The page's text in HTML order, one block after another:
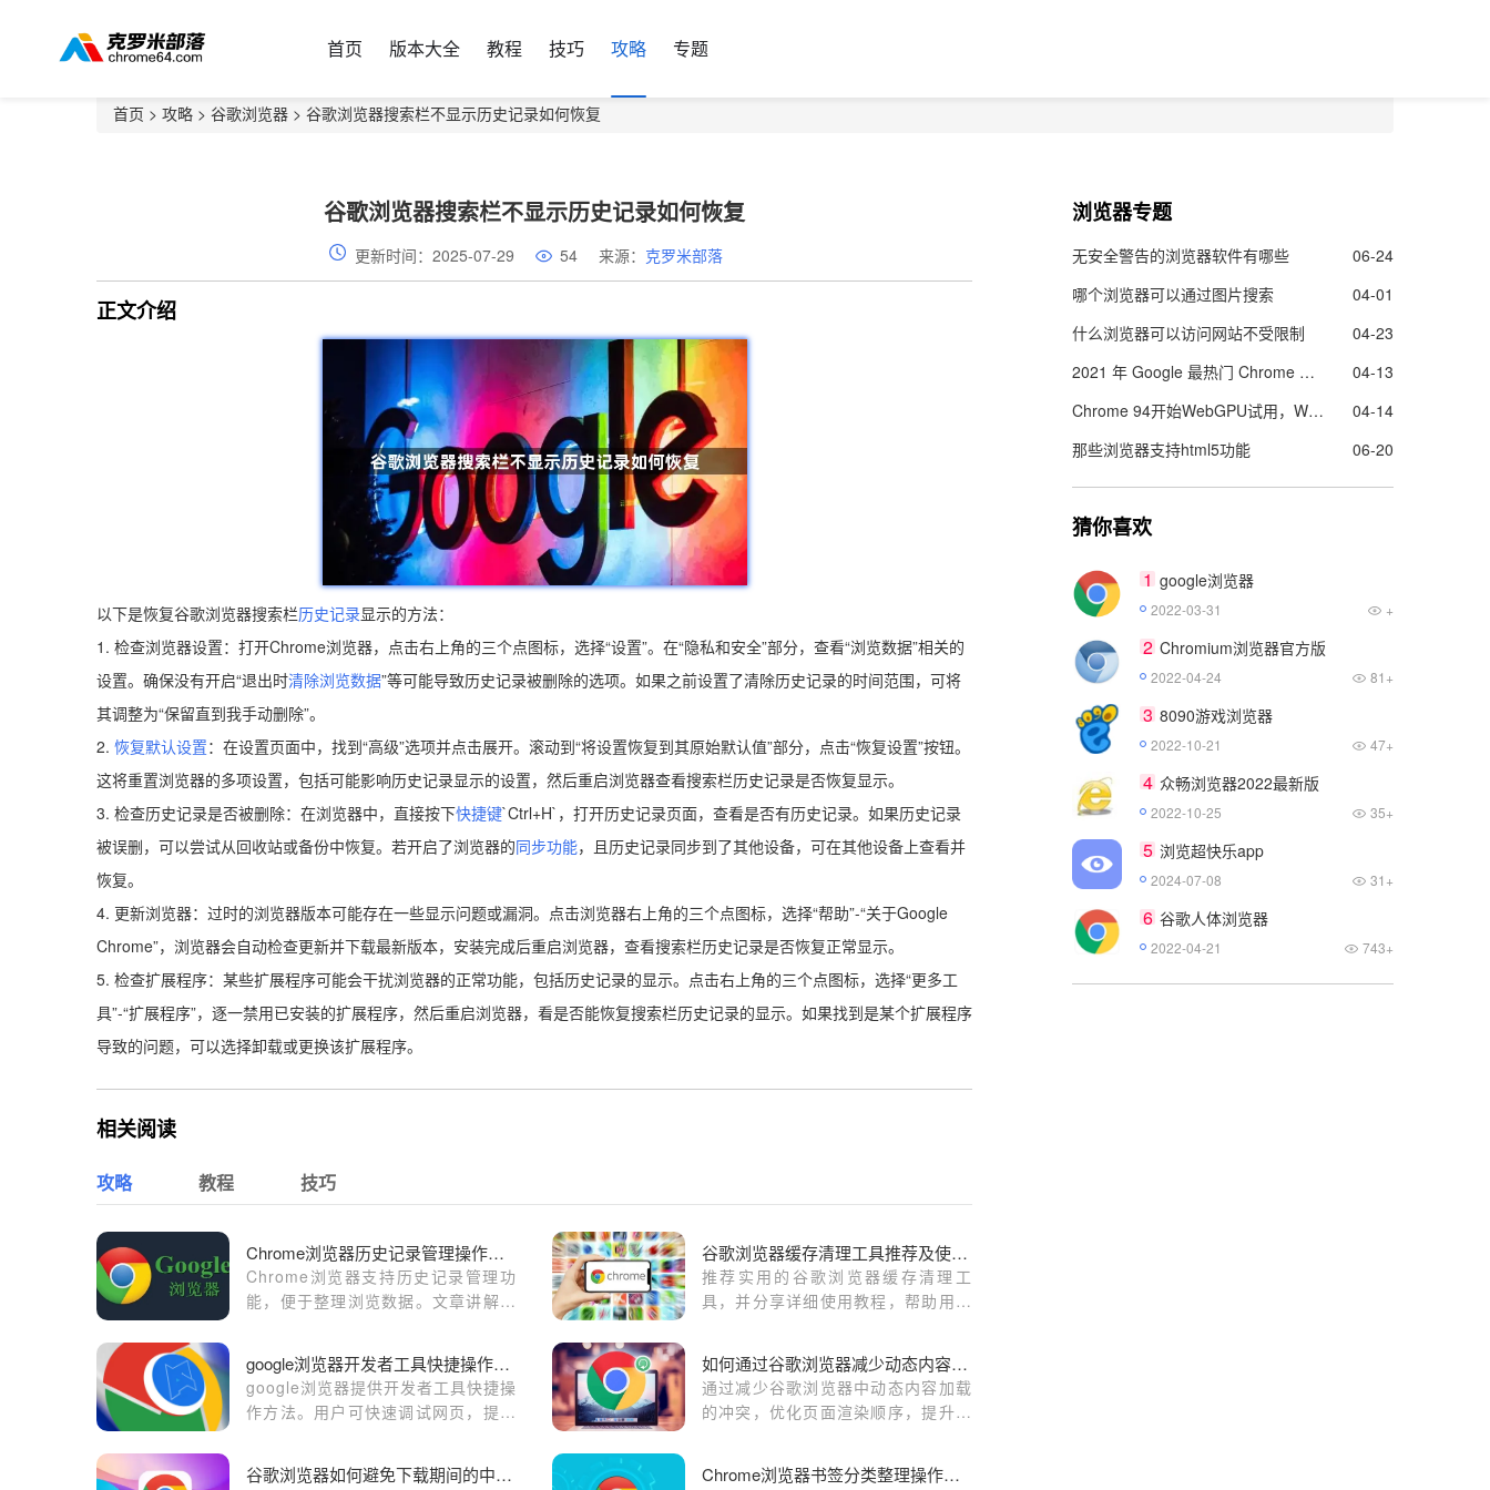
首页 版本大全 教程 技巧 攻略 专题
首页 > 攻略 > 谷歌浏览器 > 谷歌浏览器搜索栏不显示历史记录如何恢复
谷歌浏览器搜索栏不显示历史记录如何恢复
更新时间：2025-07-29 54 来源： 克罗米部落
正文介绍
以下是恢复谷歌浏览器搜索栏历史记录显示的方法：
1. 检查浏览器设置：打开Chrome浏览器，点击右上角的三个点图标，选择“设置”。在“隐私和安全”部分，查看“浏览数据”相关的
设置。确保没有开启“退出时清除浏览数据”等可能导致历史记录被删除的选项。如果之前设置了清除历史记录的时间范围，可将
其调整为“保留直到我手动删除”。
2. 恢复默认设置：在设置页面中，找到“高级”选项并点击展开。滚动到“将设置恢复到其原始默认值”部分，点击“恢复设置”按钮。
这将重置浏览器的多项设置，包括可能影响历史记录显示的设置，然后重启浏览器查看搜索栏历史记录是否恢复显示。
3. 检查历史记录是否被删除：在浏览器中，直接按下快捷键`Ctrl+H`，打开历史记录页面，查看是否有历史记录。如果历史记录
被误删，可以尝试从回收站或备份中恢复。若开启了浏览器的同步功能，且历史记录同步到了其他设备，可在其他设备上查看并
恢复。
4. 更新浏览器：过时的浏览器版本可能存在一些显示问题或漏洞。点击浏览器右上角的三个点图标，选择“帮助”-“关于Google
Chrome”，浏览器会自动检查更新并下载最新版本，安装完成后重启浏览器，查看搜索栏历史记录是否恢复正常显示。
5. 检查扩展程序：某些扩展程序可能会干扰浏览器的正常功能，包括历史记录的显示。点击右上角的三个点图标，选择“更多工
具”-“扩展程序”，逐一禁用已安装的扩展程序，然后重启浏览器，看是否能恢复搜索栏历史记录的显示。如果找到是某个扩展程序
导致的问题，可以选择卸载或更换该扩展程序。
相关阅读
攻略 教程 技巧
Chrome浏览器历史记录管理操作方法
Chrome浏览器支持历史记录管理功
能，便于整理浏览数据。文章讲解操
谷歌浏览器缓存清理工具推荐及使用教程
推荐实用的谷歌浏览器缓存清理工
具，并分享详细使用教程，帮助用户
google浏览器开发者工具快捷操作方法
google浏览器提供开发者工具快捷操
作方法。用户可快速调试网页，提高
如何通过谷歌浏览器减少动态内容加载的冲突
通过减少谷歌浏览器中动态内容加载
的冲突，优化页面渲染顺序，提升网
谷歌浏览器如何避免下载期间的中断问题 Chrome浏览器书签分类整理操作实操经验解析教程
浏览器专题
无安全警告的浏览器软件有哪些
06-24
哪个浏览器可以通过图片搜索
04-01
什么浏览器可以访问网站不受限制
04-23
2021 年 Google 最热门 Chrome 扩展程序名单出炉
04-13
Chrome 94开始WebGPU试用，Web的图像渲染及机器学能力更强了
04-14
那些浏览器支持html5功能
06-20
猜你喜欢
1 google浏览器
2022-03-31 +
2 Chromium浏览器官方版
2022-04-24 81+
3 8090游戏浏览器
2022-10-21 47+
4 众畅浏览器2022最新版
2022-10-25 35+
5 浏览超快乐app
2024-07-08 31+
6 谷歌人体浏览器
2022-04-21 743+